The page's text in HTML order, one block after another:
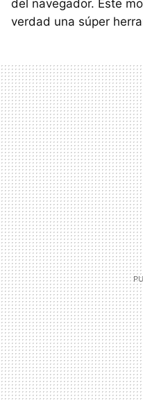
del navegador. Este
verdad una súper